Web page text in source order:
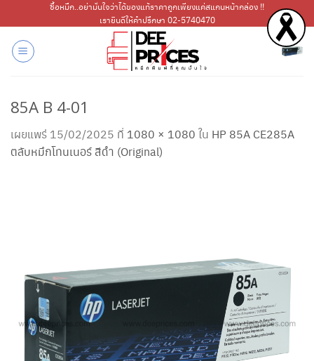
ไป
เนื้อหา
ซื้อหมึก..อย่ามั่นใจว่าได้ของแท้ราคาถูกเพียงแค่สแกนหน้ากล่อง !!
เรายินดีให้คำปรึกษา 02-5740470
85A B 4-01
เผยแพร่ 15/02/2025 ที่ 1080 × 1080 ใน HP 85A CE285A
ตลับหมึกโทนเนอร์ สีดำ (Original)